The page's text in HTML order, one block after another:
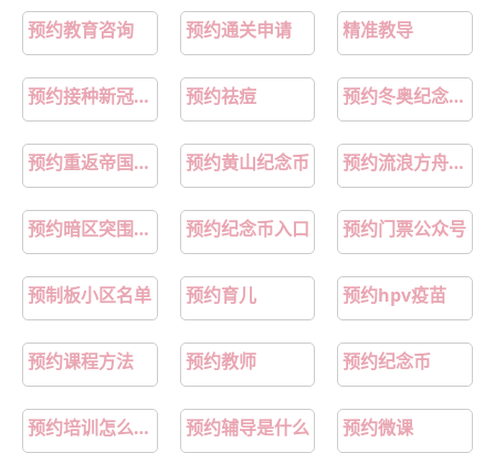
预约教育咨询 预约通关申请 精准教导
预约接种新冠疫苗 预约祛痘 预约冬奥纪念币入口
预约重返帝国赢手机大奖 预约黄山纪念币 预约流浪方舟赢新机
预约暗区突围赢新机 预约纪念币入口 预约门票公众号
预制板小区名单 预约育儿 预约hpv疫苗
预约课程方法 预约教师 预约纪念币
预约培训怎么设置 预约辅导是什么 预约微课